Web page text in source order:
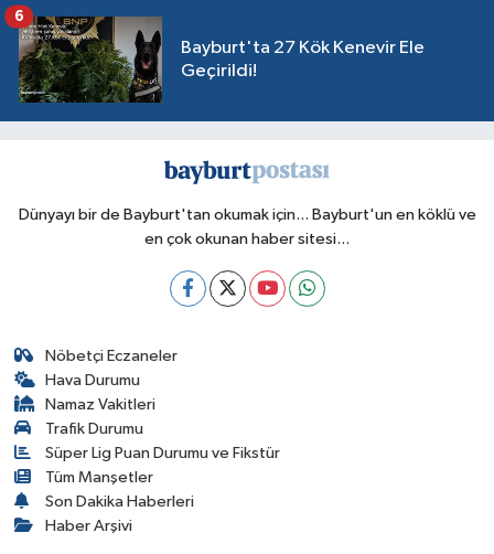
Bayburt'ta 27 Kök Kenevir Ele
Geçirildi!
6
Dünyayı bir de Bayburt'tan okumak için... Bayburt'un en köklü ve
en çok okunan haber sitesi...
Nöbetçi Eczaneler
Hava Durumu
Namaz Vakitleri
Trafik Durumu
Süper Lig Puan Durumu ve Fikstür
Tüm Manşetler
Son Dakika Haberleri
Haber Arşivi